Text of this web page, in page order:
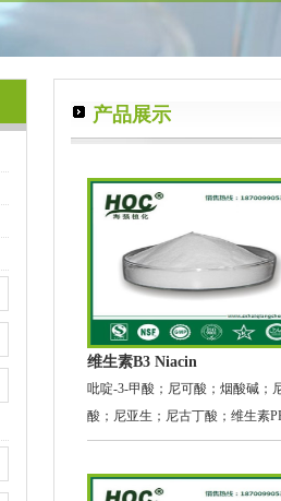
产品展示
维生素B3 Niacin
吡啶-3-甲酸；尼可酸；烟酸碱；
酸；尼亚生；尼古丁酸；维生素